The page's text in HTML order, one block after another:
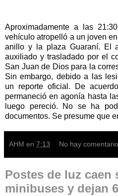
Aproximadamente a las
vehículo atropelló a un joven
anillo y la plaza Guaraní. El
auxiliado y trasladado por el
San Juan de Dios para la
Sin embargo, debido a las
un reporte oficial. De
permaneció en agonía hasta
luego pereció. No se ha
documentos. Se presume que
AHM en 7:13 No hay
Postes de luz caen
minibuses y dejan